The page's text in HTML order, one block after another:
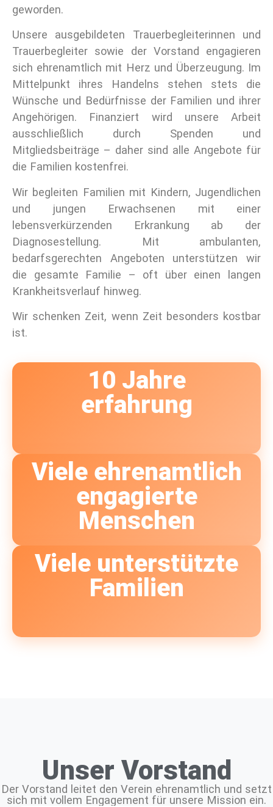
geworden.
Unsere ausgebildeten Trauerbegleiterinnen und
Trauerbegleiter sowie der Vorstand engagieren
sich ehrenamtlich mit Herz und Überzeugung. Im
Mittelpunkt ihres Handelns stehen stets die
Wünsche und Bedürfnisse der Familien und ihrer
Angehörigen. Finanziert wird unsere Arbeit
ausschließlich durch Spenden und
Mitgliedsbeiträge – daher sind alle Angebote für
die Familien kostenfrei.
Wir begleiten Familien mit Kindern, Jugendlichen
und jungen Erwachsenen mit einer
lebensverkürzenden Erkrankung ab der
Diagnosestellung. Mit ambulanten,
bedarfsgerechten Angeboten unterstützen wir
die gesamte Familie – oft über einen langen
Krankheitsverlauf hinweg.
Wir schenken Zeit, wenn Zeit besonders kostbar
ist.
10 Jahre
erfahrung
Viele ehrenamtlich
engagierte
Menschen
Viele unterstützte
Familien
Unser Vorstand
Der Vorstand leitet den Verein ehrenamtlich und setzt
sich mit vollem Engagement für unsere Mission ein.